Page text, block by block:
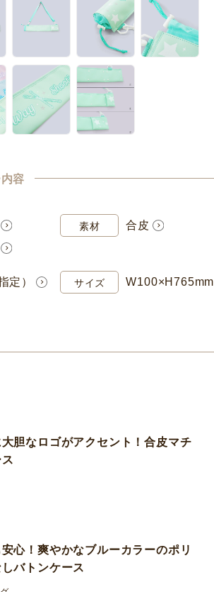
容
素材 合皮
定） サイズ W100×H765mm
胆なロゴがアクセント！合皮マチ
心！爽やかなブルーカラーのポリ
バトンケース